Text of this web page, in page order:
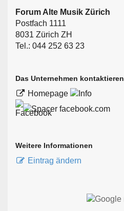
Forum Alte Musik Zürich
Postfach 1111
8031 Zürich ZH
Tel.: 044 252 63 23
Das Unternehmen kontaktieren
Homepage
facebook.com
Weitere Informationen
Eintrag ändern